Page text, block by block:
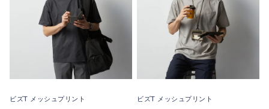
ビズT メッシュプリント ビズT メッシュプリント